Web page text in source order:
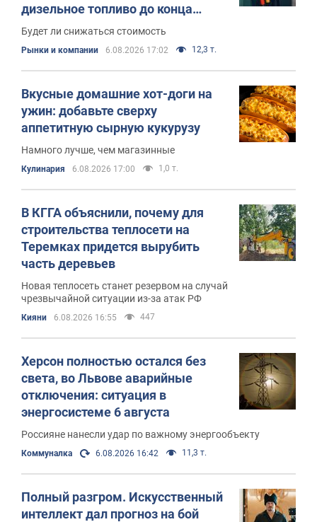
дизельное топливо до конца
августа
Будет ли снижаться стоимость
Рынки и компании 6.08.2026 17:02 12,3 т.
Вкусные домашние хот-доги на
ужин: добавьте сверху
аппетитную сырную кукурузу
Намного лучше, чем магазинные
Кулинария 6.08.2026 17:00 1,0 т.
В КГГА объяснили, почему для
строительства теплосети на
Теремках придется вырубить
часть деревьев
Новая теплосеть станет резервом на случай
чрезвычайной ситуации из-за атак РФ
Кияни 6.08.2026 16:55 447
Херсон полностью остался без
света, во Львове аварийные
отключения: ситуация в
энергосистеме 6 августа
Россияне нанесли удар по важному энергообъекту
Коммуналка 6.08.2026 16:42 11,3 т.
Полный разгром. Искусственный
интеллект дал прогноз на бой